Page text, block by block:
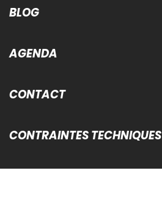
BLOG
AGENDA
CONTACT
CONTRAINTES TECHNIQUES